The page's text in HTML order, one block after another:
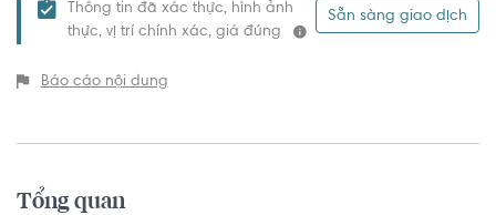
Thông tin đã xác thực, hình ảnh
thực, vị trí chính xác, giá đúng
Sẵn sàng giao dịch
Báo cáo nội dung
Tổng quan